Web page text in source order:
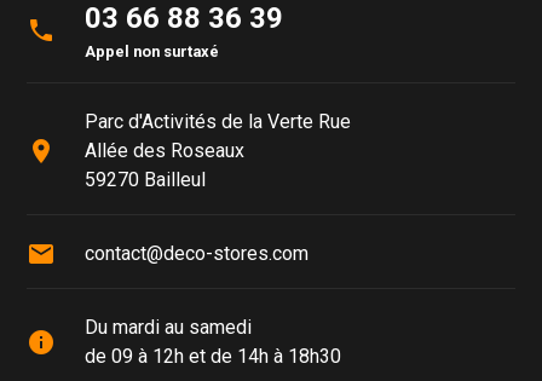
phone 03 66 88 36 39
Appel non surtaxé
place
Parc d'Activités de la Verte Rue
Allée des Roseaux
59270 Bailleul
mail contact@deco-stores.com
info
Du mardi au samedi
de 09 à 12h et de 14h à 18h30